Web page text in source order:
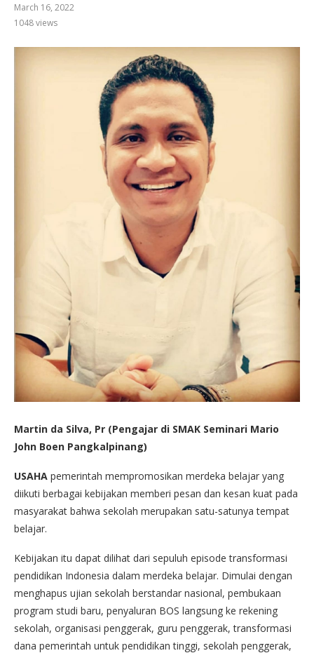
March 16, 2022
1048views
Martin da Silva, Pr (Pengajar di SMAK Seminari Mario
John Boen Pangkalpinang)
USAHA pemerintah mempromosikan merdeka belajar yang
diikuti berbagai kebijakan memberi pesan dan kesan kuat pada
masyarakat bahwa sekolah merupakan satu-satunya tempat
belajar.
Kebijakan itu dapat dilihat dari sepuluh episode transformasi
pendidikan Indonesia dalam merdeka belajar. Dimulai dengan
menghapus ujian sekolah berstandar nasional, pembukaan
program studi baru, penyaluran BOS langsung ke rekening
sekolah, organisasi penggerak, guru penggerak, transformasi
dana pemerintah untuk pendidikan tinggi, sekolah penggerak,